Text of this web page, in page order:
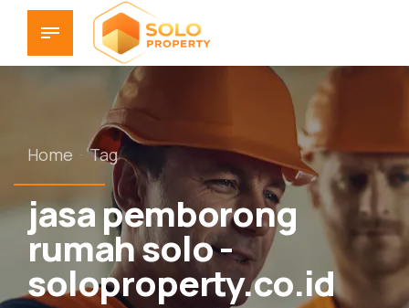
Home Tag
jasa pemborong
rumah solo -
soloproperty.co.id